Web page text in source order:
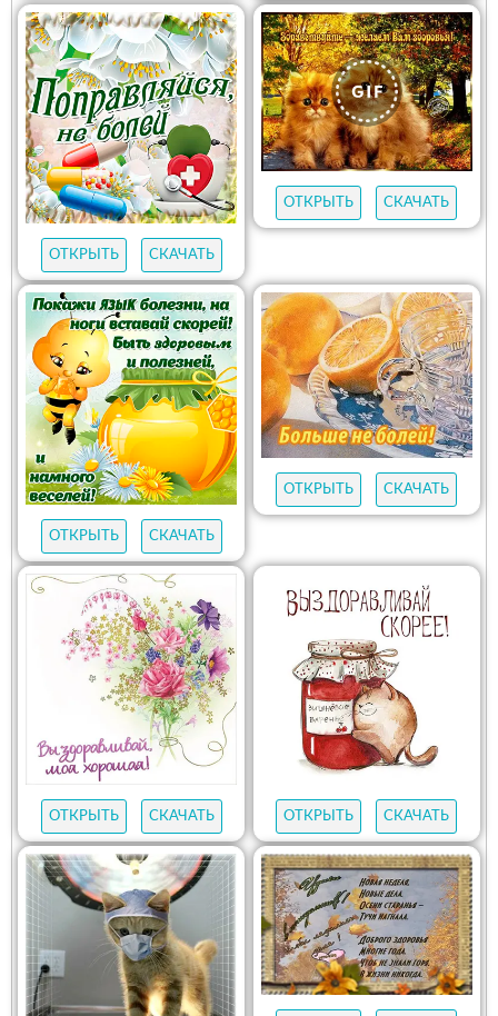
ОТКРЫТЬ СКАЧАТЬ
ОТКРЫТЬ СКАЧАТЬ
ОТКРЫТЬ СКАЧАТЬ
ОТКРЫТЬ СКАЧАТЬ
ОТКРЫТЬ СКАЧАТЬ ОТКРЫТЬ СКАЧАТЬ